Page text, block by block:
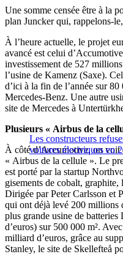
Une somme censée être à la
plan Juncker qui, rappelons-
À l’heure actuelle, le projet
avancé est celui
investissement de 527
l’usine de Kamenz (Saxe).
d’ici à la fin de l’année sur
Mercedes-Benz. Une autre
site de Mercedes à
Les constructeurs
voitures électriques en
Plusieurs « Airbus de la
À côté d’Accumotive, on voit
« Airbus de la cellule ». Le
est porté par la startup
gisements de cobalt,
Dirigée par Peter Carlsson et
qui ont déjà levé 200 millions
plus grande usine de
d’euros) sur 500 000 m².
milliard d’euros, grâce au
Stanley, le site de Skellefteå